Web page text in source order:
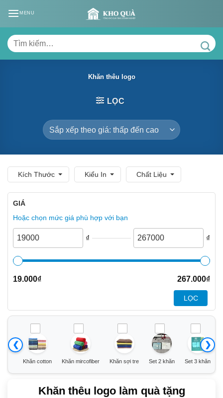
MENU
Tìm
kiếm:
Khăn thêu logo
LỌC
Kích Thước Kiểu In Chất Liệu
GIÁ
Hoặc chọn mức giá phù hợp với bạn
₫ ₫
19.000₫ 267.000₫
LỌC
Khăn cotton Khăn mircofiber Khăn sợi tre Set 2 khăn Set 3 khăn
❮ ❯
Khăn thêu logo làm quà tặng